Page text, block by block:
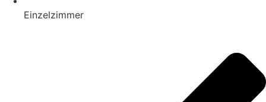
Einzelzimmer